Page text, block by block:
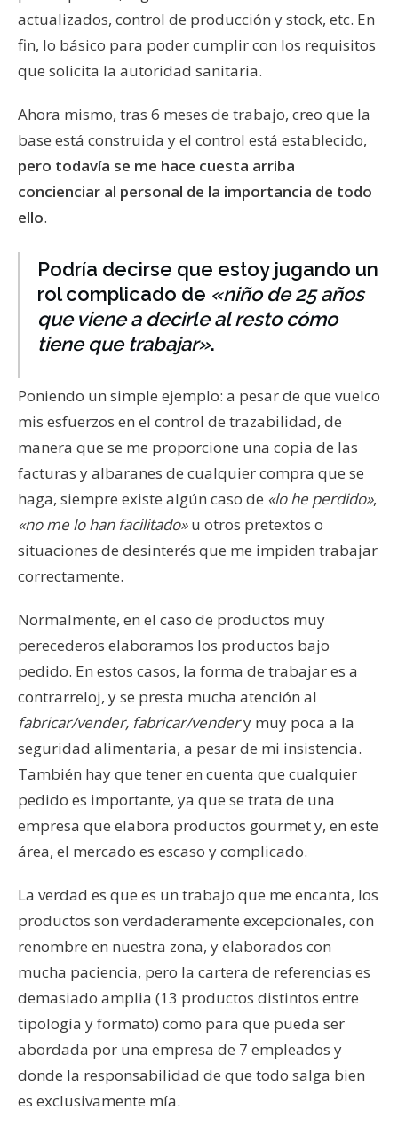
actualizados, control de producción y stock, etc. En
fin, lo básico para poder cumplir con los requisitos
que solicita la autoridad sanitaria.
Ahora mismo, tras 6 meses de trabajo, creo que la
base está construida y el control está establecido,
pero todavía se me hace cuesta arriba
concienciar al personal de la importancia de todo
ello.
Podría decirse que estoy jugando un
rol complicado de «niño de 25 años
que viene a decirle al resto cómo
tiene que trabajar».
Poniendo un simple ejemplo: a pesar de que vuelco
mis esfuerzos en el control de trazabilidad, de
manera que se me proporcione una copia de las
facturas y albaranes de cualquier compra que se
haga, siempre existe algún caso de «lo he perdido»,
«no me lo han facilitado»u otros pretextos o
situaciones de desinterés que me impiden trabajar
correctamente.
Normalmente, en el caso de productos muy
perecederos elaboramos los productos bajo
pedido. En estos casos, la forma de trabajar es a
contrarreloj, y se presta mucha atención al
fabricar/vender, fabricar/vendery muy poca a la
seguridad alimentaria, a pesar de mi insistencia.
También hay que tener en cuenta que cualquier
pedido es importante, ya que se trata de una
empresa que elabora productos gourmet y, en este
área, el mercado es escaso y complicado.
La verdad es que es un trabajo que me encanta, los
productos son verdaderamente excepcionales, con
renombre en nuestra zona, y elaborados con
mucha paciencia, pero la cartera de referencias es
demasiado amplia (13 productos distintos entre
tipología y formato) como para que pueda ser
abordada por una empresa de 7 empleados y
donde la responsabilidad de que todo salga bien
es exclusivamente mía.